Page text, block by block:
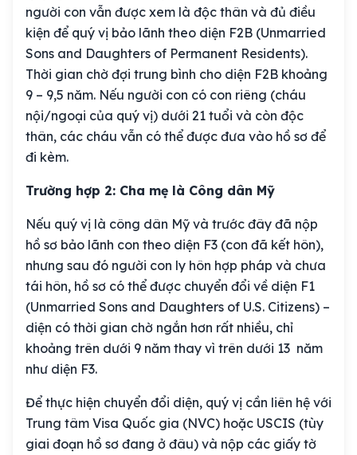
người con vẫn được xem là độc thân và đủ điều
kiện để quý vị bảo lãnh theo diện F2B (Unmarried
Sons and Daughters of Permanent Residents).
Thời gian chờ đợi trung bình cho diện F2B khoảng
9 – 9,5 năm. Nếu người con có con riêng (cháu
nội/ngoại của quý vị) dưới 21 tuổi và còn độc
thân, các cháu vẫn có thể được đưa vào hồ sơ để
đi kèm.
Trường hợp 2: Cha mẹ là Công dân Mỹ
Nếu quý vị là công dân Mỹ và trước đây đã nộp
hồ sơ bảo lãnh con theo diện F3 (con đã kết hôn),
nhưng sau đó người con ly hôn hợp pháp và chưa
tái hôn, hồ sơ có thể được chuyển đổi về diện F1
(Unmarried Sons and Daughters of U.S. Citizens) –
diện có thời gian chờ ngắn hơn rất nhiều, chỉ
khoảng trên dưới 9 năm thay vì trên dưới 13 năm
như diện F3.
Để thực hiện chuyển đổi diện, quý vị cần liên hệ với
Trung tâm Visa Quốc gia (NVC) hoặc USCIS (tùy
giai đoạn hồ sơ đang ở đâu) và nộp các giấy tờ